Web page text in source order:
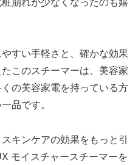
すい手軽さと、確かな効果
このスチーマーは、美容家
の美容家電を持っている方
品です。
キンケアの効果をもっと引
モイスチャースチーマーを